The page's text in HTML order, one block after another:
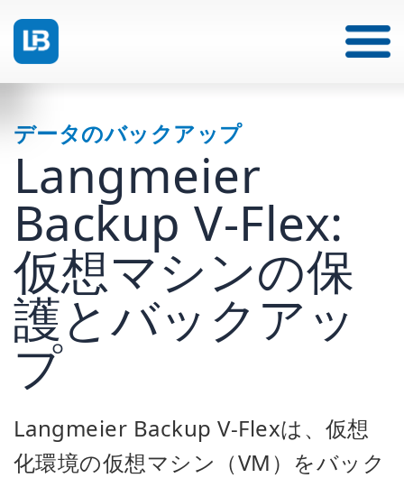
データのバックアップ
Langmeier
Backup V-Flex:
仮想マシンの保
護とバックアッ
プ
Langmeier Backup V-Flexは、仮想
化環境の仮想マシン（VM）をバック